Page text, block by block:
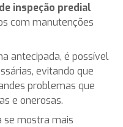
inspeção predial
com manutenções
antecipada, é possível
evitando que
problemas que
e onerosas.
se mostra mais